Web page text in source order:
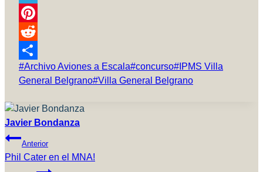
Link
Telegram
Pinterest
Reddit
Compartir
Etiquetas
de
entrada:
#Archivo Aviones a Escala#concurso# IPMS Villa
General Belgrano#Villa General Belgrano
Javier Bondanza
Navegación
De
Anterior
Phil Cater en el MNA!